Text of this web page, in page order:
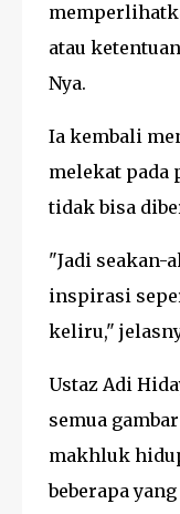
atau
Nya.
Ia kembali
melekat pada
tidak bisa
"Jadi seakan-
inspirasi
keliru,"
Ustaz Adi
semua
makhluk
beberapa